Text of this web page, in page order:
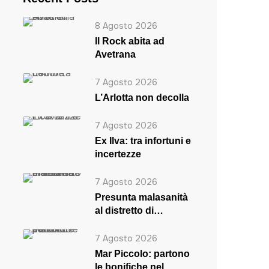
8 Agosto 2026
ll Rock abita ad
Avetrana
7 Agosto 2026
L’Arlotta non decolla
7 Agosto 2026
Ex Ilva: tra infortuni e
incertezze
7 Agosto 2026
Presunta malasanità
al distretto di
7 Agosto 2026
Mar Piccolo: partono
le bonifiche nel